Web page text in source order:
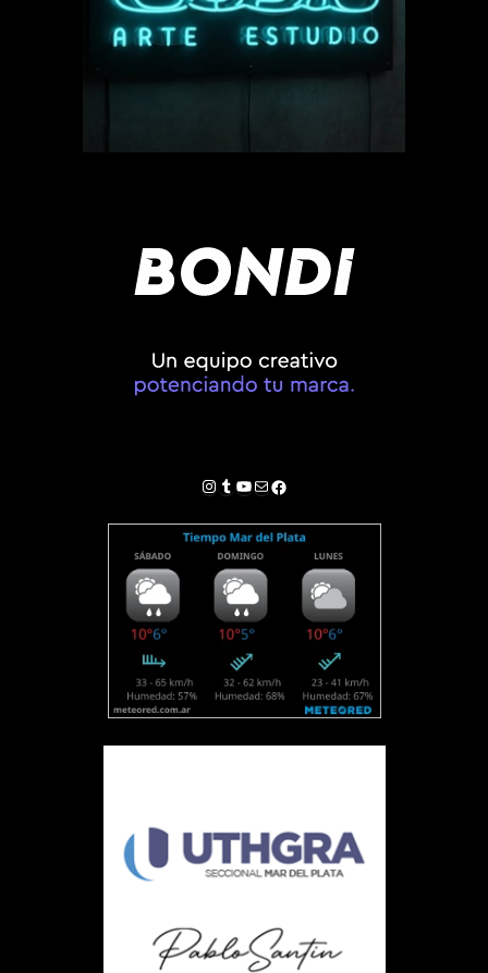
Instagram
Tumblr
YouTube
Correo electrónico
Facebook